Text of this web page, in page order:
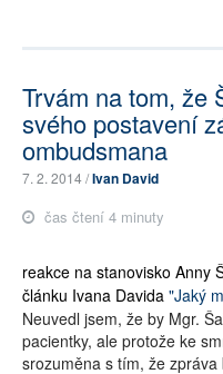
Trvám na tom, že
svého postavení
ombudsmana
7. 2. 2014 /Ivan David
čas čtení 4 minuty
reakce na stanovisko Anny
článku Ivana Davida "Jaký
Neuvedl jsem, že by Mgr.
pacientky, ale protože ke
srozuměna s tím, že